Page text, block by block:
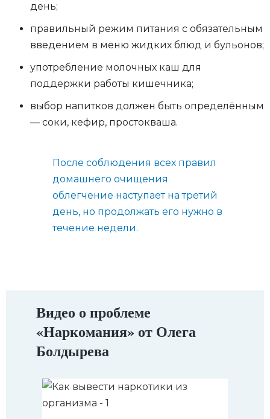
день;
правильный режим питания с обязательным
введением в меню жидких блюд и бульонов;
употребление молочных каш для
поддержки работы кишечника;
выбор напитков должен быть определённым
— соки, кефир, простокваша.
После соблюдения всех правил
домашнего очищения
облегчение наступает на третий
день, но продолжать его нужно в
течение недели.
Видео о проблеме
«Наркомания» от Олега
Болдырева